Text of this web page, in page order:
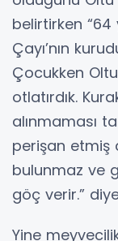
belirtirken “64
Çayı’nın
Çocukken
otlatırdık.
alınmaması
perişan etmiş
bulunmaz ve
göç verir.”
Yine